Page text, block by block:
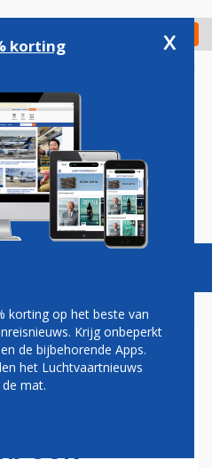
Check in
Vacatures
SPRINT MET
HEEFT
OOK'
korting x
korting op het beste van
Krijg onbeperkt
de bijbehorende Apps.
het Luchtvaartnieuws
mat.